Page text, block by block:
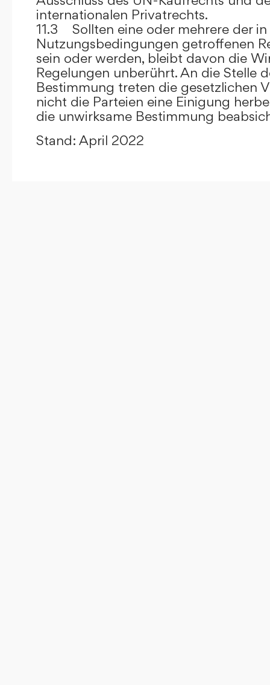
internationalen Privatrechts.
11.3 Sollten eine oder mehrere der in
Nutzungsbedingungen getroffenen
sein oder werden, bleibt davon die
Regelungen unberührt. An die Stelle
Bestimmung treten die gesetzlichen
nicht die Parteien eine Einigung
die unwirksame Bestimmung
Stand: April 2022